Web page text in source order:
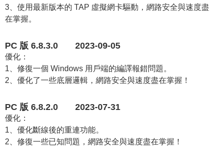
3、使用最新版本的 TAP 虛擬網卡驅動，網路安全與速度盡
在掌握。
PC 版 6.8.3.0 2023-09-05
優化：
1、修復一個 Windows 用戶端的編譯報錯問題。
2、優化了一些底層邏輯，網路安全與速度盡在掌握！
PC 版 6.8.2.0 2023-07-31
優化：
1、優化斷線後的重連功能。
2、修復一些已知問題，網路安全與速度盡在掌握！